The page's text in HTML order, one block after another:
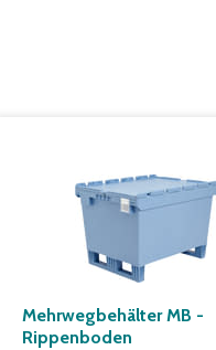
Mehrwegbehälter MB -
Rippenboden